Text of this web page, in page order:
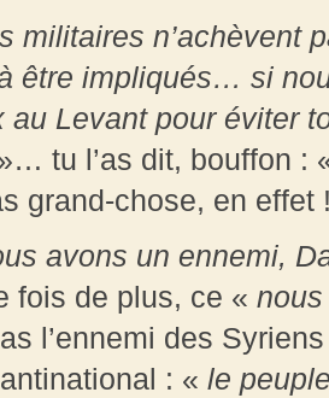
militaires n’achèvent
être impliqués… si
au Levant pour éviter
tu l’as dit, bouffon :
grand-chose, en effet
avons un ennemi,
fois de plus, ce « nous
l’ennemi des
: « le